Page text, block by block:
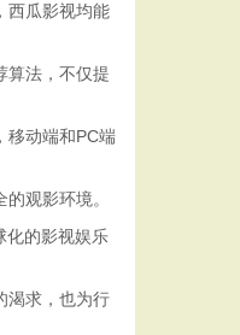
西瓜影视均能
算法，不仅提
移动端和PC端
观影环境。
化的影视娱乐
渴求，也为行